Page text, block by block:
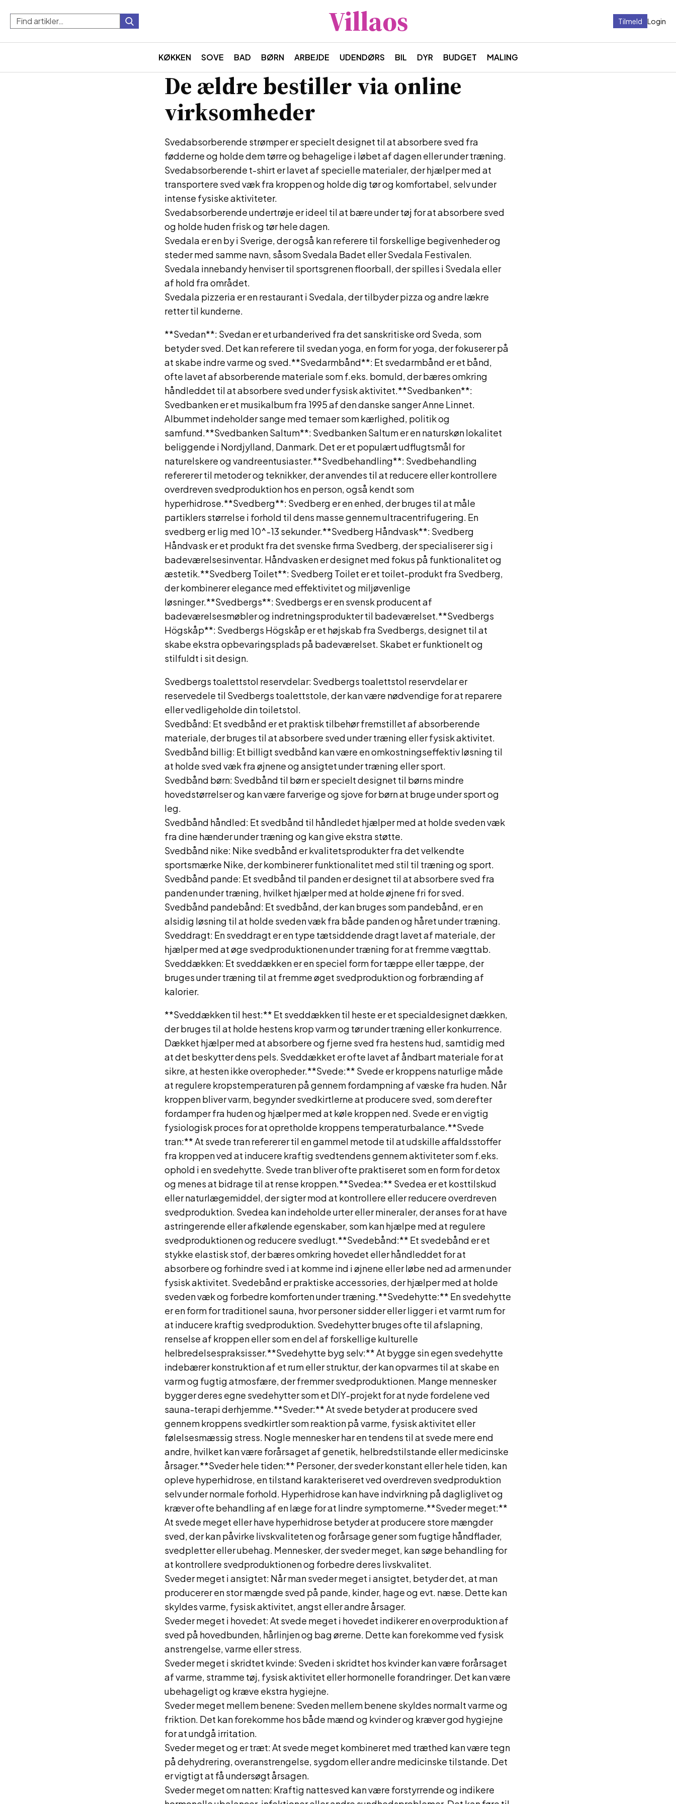
Villaos Login
Tilmeld
KØKKEN SOVE BAD BØRN ARBEJDE UDENDØRS BIL DYR BUDGET MALING
De ældre bestiller via online
virksomheder
Svedabsorberende strømper er specielt designet til at absorbere sved fra
fødderne og holde dem tørre og behagelige i løbet af dagen eller under træning.
Svedabsorberende t-shirt er lavet af specielle materialer, der hjælper med at
transportere sved væk fra kroppen og holde dig tør og komfortabel, selv under
intense fysiske aktiviteter.
Svedabsorberende undertrøje er ideel til at bære under tøj for at absorbere sved
og holde huden frisk og tør hele dagen.
Svedala er en by i Sverige, der også kan referere til forskellige begivenheder og
steder med samme navn, såsom Svedala Badet eller Svedala Festivalen.
Svedala innebandy henviser til sportsgrenen floorball, der spilles i Svedala eller
af hold fra området.
Svedala pizzeria er en restaurant i Svedala, der tilbyder pizza og andre lækre
retter til kunderne.
**Svedan**: Svedan er et urbanderived fra det sanskritiske ord Sveda, som
betyder sved. Det kan referere til svedan yoga, en form for yoga, der fokuserer på
at skabe indre varme og sved.**Svedarmbånd**: Et svedarmbånd er et bånd,
ofte lavet af absorberende materiale som f.eks. bomuld, der bæres omkring
håndleddet til at absorbere sved under fysisk aktivitet.**Svedbanken**:
Svedbanken er et musikalbum fra 1995 af den danske sanger Anne Linnet.
Albummet indeholder sange med temaer som kærlighed, politik og
samfund.**Svedbanken Saltum**: Svedbanken Saltum er en naturskøn lokalitet
beliggende i Nordjylland, Danmark. Det er et populært udflugtsmål for
naturelskere og vandreentusiaster.**Svedbehandling**: Svedbehandling
refererer til metoder og teknikker, der anvendes til at reducere eller kontrollere
overdreven svedproduktion hos en person, også kendt som
hyperhidrose.**Svedberg**: Svedberg er en enhed, der bruges til at måle
partiklers størrelse i forhold til dens masse gennem ultracentrifugering. En
svedberg er lig med 10^-13 sekunder.**Svedberg Håndvask**: Svedberg
Håndvask er et produkt fra det svenske firma Svedberg, der specialiserer sig i
badeværelsesinventar. Håndvasken er designet med fokus på funktionalitet og
æstetik.**Svedberg Toilet**: Svedberg Toilet er et toilet-produkt fra Svedberg,
der kombinerer elegance med effektivitet og miljøvenlige
løsninger.**Svedbergs**: Svedbergs er en svensk producent af
badeværelsesmøbler og indretningsprodukter til badeværelset.**Svedbergs
Högskåp**: Svedbergs Högskåp er et højskab fra Svedbergs, designet til at
skabe ekstra opbevaringsplads på badeværelset. Skabet er funktionelt og
stilfuldt i sit design.
Svedbergs toalettstol reservdelar: Svedbergs toalettstol reservdelar er
reservedele til Svedbergs toalettstole, der kan være nødvendige for at reparere
eller vedligeholde din toiletstol.
Svedbånd: Et svedbånd er et praktisk tilbehør fremstillet af absorberende
materiale, der bruges til at absorbere sved under træning eller fysisk aktivitet.
Svedbånd billig: Et billigt svedbånd kan være en omkostningseffektiv løsning til
at holde sved væk fra øjnene og ansigtet under træning eller sport.
Svedbånd børn: Svedbånd til børn er specielt designet til børns mindre
hovedstørrelser og kan være farverige og sjove for børn at bruge under sport og
leg.
Svedbånd håndled: Et svedbånd til håndledet hjælper med at holde sveden væk
fra dine hænder under træning og kan give ekstra støtte.
Svedbånd nike: Nike svedbånd er kvalitetsprodukter fra det velkendte
sportsmærke Nike, der kombinerer funktionalitet med stil til træning og sport.
Svedbånd pande: Et svedbånd til panden er designet til at absorbere sved fra
panden under træning, hvilket hjælper med at holde øjnene fri for sved.
Svedbånd pandebånd: Et svedbånd, der kan bruges som pandebånd, er en
alsidig løsning til at holde sveden væk fra både panden og håret under træning.
Sveddragt: En sveddragt er en type tætsiddende dragt lavet af materiale, der
hjælper med at øge svedproduktionen under træning for at fremme vægttab.
Sveddækken: Et sveddækken er en speciel form for tæppe eller tæppe, der
bruges under træning til at fremme øget svedproduktion og forbrænding af
kalorier.
**Sveddækken til hest:** Et sveddækken til heste er et specialdesignet dækken,
der bruges til at holde hestens krop varm og tør under træning eller konkurrence.
Dækket hjælper med at absorbere og fjerne sved fra hestens hud, samtidig med
at det beskytter dens pels. Sveddækket er ofte lavet af åndbart materiale for at
sikre, at hesten ikke overopheder.**Svede:** Svede er kroppens naturlige måde
at regulere kropstemperaturen på gennem fordampning af væske fra huden. Når
kroppen bliver varm, begynder svedkirtlerne at producere sved, som derefter
fordamper fra huden og hjælper med at køle kroppen ned. Svede er en vigtig
fysiologisk proces for at opretholde kroppens temperaturbalance.**Svede
tran:** At svede tran refererer til en gammel metode til at udskille affaldsstoffer
fra kroppen ved at inducere kraftig svedtendens gennem aktiviteter som f.eks.
ophold i en svedehytte. Svede tran bliver ofte praktiseret som en form for detox
og menes at bidrage til at rense kroppen.**Svedea:** Svedea er et kosttilskud
eller naturlægemiddel, der sigter mod at kontrollere eller reducere overdreven
svedproduktion. Svedea kan indeholde urter eller mineraler, der anses for at have
astringerende eller afkølende egenskaber, som kan hjælpe med at regulere
svedproduktionen og reducere svedlugt.**Svedebånd:** Et svedebånd er et
stykke elastisk stof, der bæres omkring hovedet eller håndleddet for at
absorbere og forhindre sved i at komme ind i øjnene eller løbe ned ad armen under
fysisk aktivitet. Svedebånd er praktiske accessories, der hjælper med at holde
sveden væk og forbedre komforten under træning.**Svedehytte:** En svedehytte
er en form for traditionel sauna, hvor personer sidder eller ligger i et varmt rum for
at inducere kraftig svedproduktion. Svedehytter bruges ofte til afslapning,
renselse af kroppen eller som en del af forskellige kulturelle
helbredelsespraksisser.**Svedehytte byg selv:** At bygge sin egen svedehytte
indebærer konstruktion af et rum eller struktur, der kan opvarmes til at skabe en
varm og fugtig atmosfære, der fremmer svedproduktionen. Mange mennesker
bygger deres egne svedehytter som et DIY-projekt for at nyde fordelene ved
sauna-terapi derhjemme.**Sveder:** At svede betyder at producere sved
gennem kroppens svedkirtler som reaktion på varme, fysisk aktivitet eller
følelsesmæssig stress. Nogle mennesker har en tendens til at svede mere end
andre, hvilket kan være forårsaget af genetik, helbredstilstande eller medicinske
årsager.**Sveder hele tiden:** Personer, der sveder konstant eller hele tiden, kan
opleve hyperhidrose, en tilstand karakteriseret ved overdreven svedproduktion
selv under normale forhold. Hyperhidrose kan have indvirkning på dagliglivet og
kræver ofte behandling af en læge for at lindre symptomerne.**Sveder meget:**
At svede meget eller have hyperhidrose betyder at producere store mængder
sved, der kan påvirke livskvaliteten og forårsage gener som fugtige håndflader,
svedpletter eller ubehag. Mennesker, der sveder meget, kan søge behandling for
at kontrollere svedproduktionen og forbedre deres livskvalitet.
Sveder meget i ansigtet: Når man sveder meget i ansigtet, betyder det, at man
producerer en stor mængde sved på pande, kinder, hage og evt. næse. Dette kan
skyldes varme, fysisk aktivitet, angst eller andre årsager.
Sveder meget i hovedet: At svede meget i hovedet indikerer en overproduktion af
sved på hovedbunden, hårlinjen og bag ørerne. Dette kan forekomme ved fysisk
anstrengelse, varme eller stress.
Sveder meget i skridtet kvinde: Sveden i skridtet hos kvinder kan være forårsaget
af varme, stramme tøj, fysisk aktivitet eller hormonelle forandringer. Det kan være
ubehageligt og kræve ekstra hygiejne.
Sveder meget mellem benene: Sveden mellem benene skyldes normalt varme og
friktion. Det kan forekomme hos både mænd og kvinder og kræver god hygiejne
for at undgå irritation.
Sveder meget og er træt: At svede meget kombineret med træthed kan være tegn
på dehydrering, overanstrengelse, sygdom eller andre medicinske tilstande. Det
er vigtigt at få undersøgt årsagen.
Sveder meget om natten: Kraftig nattesved kan være forstyrrende og indikere